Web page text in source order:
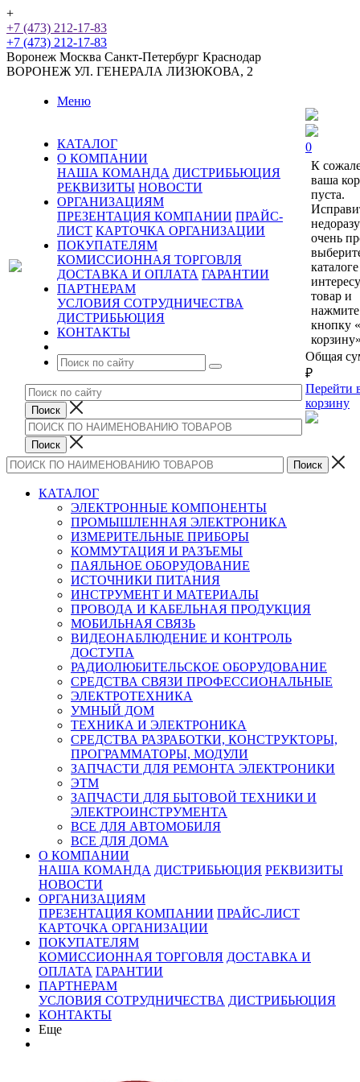
+
+7 (473) 212-17-83
+7 (473) 212-17-83
Воронеж Москва Санкт-Петербург Краснодар
ВОРОНЕЖ УЛ. ГЕНЕРАЛА ЛИЗЮКОВА, 2
Меню
КАТАЛОГ
О КОМПАНИИ
НАША КОМАНДА ДИСТРИБЬЮЦИЯ
РЕКВИЗИТЫ НОВОСТИ
ОРГАНИЗАЦИЯМ
ПРЕЗЕНТАЦИЯ КОМПАНИИ ПРАЙС-
ЛИСТ КАРТОЧКА ОРГАНИЗАЦИИ
ПОКУПАТЕЛЯМ
КОМИССИОННАЯ ТОРГОВЛЯ
ДОСТАВКА И ОПЛАТА ГАРАНТИИ
ПАРТНЕРАМ
УСЛОВИЯ СОТРУДНИЧЕСТВА
ДИСТРИБЬЮЦИЯ
КОНТАКТЫ
0
К
ваша
пуста.
очень
каталоге
товар и
нажмите
кнопку
Общая
₽
Перейти
корзину
КАТАЛОГ
ЭЛЕКТРОННЫЕ КОМПОНЕНТЫ
ПРОМЫШЛЕННАЯ ЭЛЕКТРОНИКА
ИЗМЕРИТЕЛЬНЫЕ ПРИБОРЫ
КОММУТАЦИЯ И РАЗЪЕМЫ
ПАЯЛЬНОЕ ОБОРУДОВАНИЕ
ИСТОЧНИКИ ПИТАНИЯ
ИНСТРУМЕНТ И МАТЕРИАЛЫ
ПРОВОДА И КАБЕЛЬНАЯ ПРОДУКЦИЯ
МОБИЛЬНАЯ СВЯЗЬ
ВИДЕОНАБЛЮДЕНИЕ И КОНТРОЛЬ
ДОСТУПА
РАДИОЛЮБИТЕЛЬСКОЕ ОБОРУДОВАНИЕ
СРЕДСТВА СВЯЗИ ПРОФЕССИОНАЛЬНЫЕ
ЭЛЕКТРОТЕХНИКА
УМНЫЙ ДОМ
ТЕХНИКА И ЭЛЕКТРОНИКА
СРЕДСТВА РАЗРАБОТКИ, КОНСТРУКТОРЫ,
ПРОГРАММАТОРЫ, МОДУЛИ
ЗАПЧАСТИ ДЛЯ РЕМОНТА ЭЛЕКТРОНИКИ
ЭТМ
ЗАПЧАСТИ ДЛЯ БЫТОВОЙ ТЕХНИКИ И
ЭЛЕКТРОИНСТРУМЕНТА
ВСЕ ДЛЯ АВТОМОБИЛЯ
ВСЕ ДЛЯ ДОМА
О КОМПАНИИ
НАША КОМАНДА ДИСТРИБЬЮЦИЯ РЕКВИЗИТЫ
НОВОСТИ
ОРГАНИЗАЦИЯМ
ПРЕЗЕНТАЦИЯ КОМПАНИИ ПРАЙС-ЛИСТ
КАРТОЧКА ОРГАНИЗАЦИИ
ПОКУПАТЕЛЯМ
КОМИССИОННАЯ ТОРГОВЛЯ ДОСТАВКА И
ОПЛАТА ГАРАНТИИ
ПАРТНЕРАМ
УСЛОВИЯ СОТРУДНИЧЕСТВА ДИСТРИБЬЮЦИЯ
КОНТАКТЫ
Еще